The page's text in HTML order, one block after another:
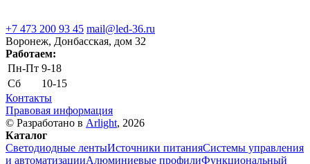
+7 473 200 93 45 mail@led-36.ru
Воронеж, Донбасская, дом 32
Работаем:
Пн-Пт 9-18
Сб
10-15
Контакты
Правовая информация
© Разработано в Arlight, 2026
Каталог
Светодиодные лентыИсточники питанияСистемы управления
и автоматизацииАлюминиевые профилиФункциональный